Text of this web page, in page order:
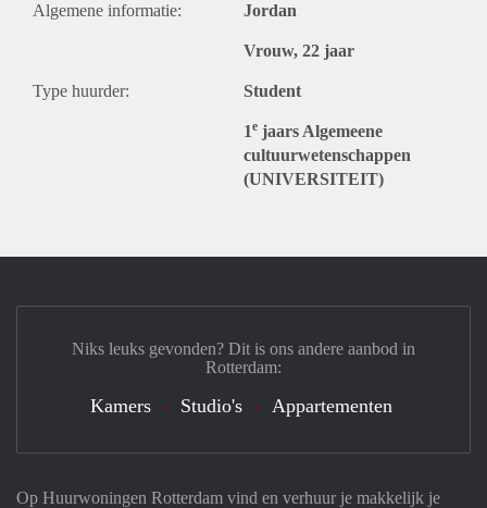
Algemene informatie: Jordan
Vrouw, 22 jaar
Type huurder: Student
1e jaars Algemeene
cultuurwetenschappen
(UNIVERSITEIT)
Op Huurwoningen Rotterdam vind en verhuur je makkelijk je
Niks leuks gevonden? Dit is ons andere aanbod in
Rotterdam:
Kamers Studio's Appartementen